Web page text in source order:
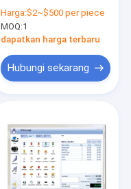
Harga:$2~$500 per piece
MOQ:1
dapatkan harga terbaru
Hubungi sekarang